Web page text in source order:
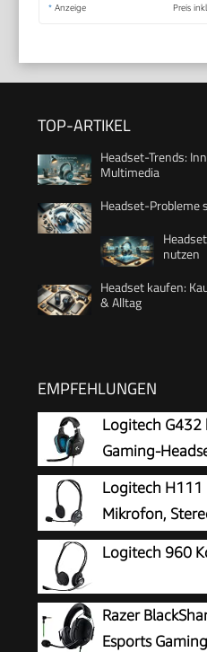
* Anzeige Preis
TOP-ARTIKEL
Headset-Trends:
Multimedia
Headset-Probleme
nutzen
Headset kaufen:
& Alltag
EMPFEHLUNGEN
Logitech G432
Gaming-
Logitech
Mikrofon,
Verstellbares
Rauschunterdrückung,
Audio/Mikrofon
Klinken - Schwarz
Logitech 960
Razer
Esports